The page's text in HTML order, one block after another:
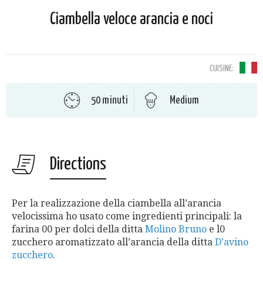
Ciambella veloce arancia e noci
CUISINE:
50 minuti Medium
Directions
Per la realizzazione della ciambella all’arancia
velocissima ho usato come ingredienti principali: la
farina 00 per dolci della ditta Molino Bruno e l0
zucchero aromatizzato all’arancia della ditta D’avino
zucchero.